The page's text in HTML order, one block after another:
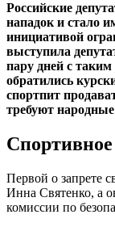
Российские
нападок и стало
инициативой
выступила
пару дней с
обратились
спортпит
требуют
Спортивное
Первой о запрете
Инна Святенко, а
комиссии по